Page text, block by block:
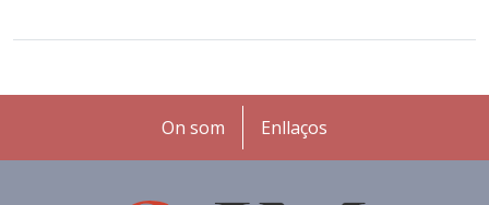
Peu
On som Enllaços